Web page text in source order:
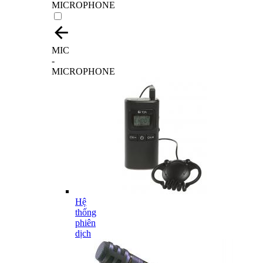
MICROPHONE
MIC
-
MICROPHONE
Hệ
thống
phiên
dịch